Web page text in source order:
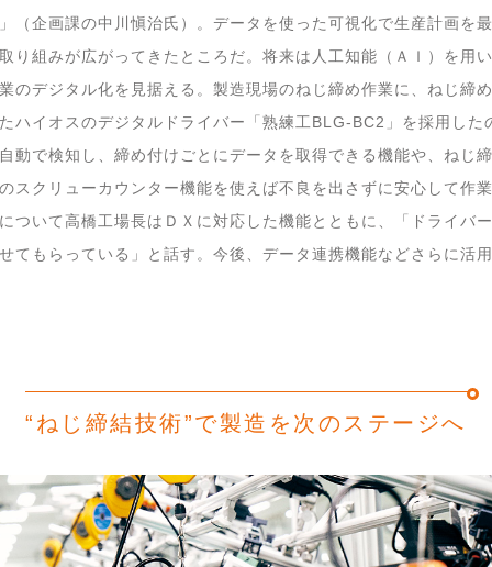
（企画課の中川愼治氏）。データを使った可視化で生産計画を
り組みが広がってきたところだ。将来は人工知能（ＡＩ）を用
のデジタル化を見据える。製造現場のねじ締め作業に、ねじ締
ハイオスのデジタルドライバー「熟練工BLG-BC2」を採用し
動で検知し、締め付けごとにデータを取得できる機能や、ねじ
スクリューカウンター機能を使えば不良を出さずに安心して作
ついて高橋工場長はＤＸに対応した機能とともに、「ドライバ
てもらっている」と話す。今後、データ連携機能などさらに活
“ねじ締結技術”で製造を次のステージへ